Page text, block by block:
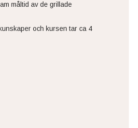
måltid av de grillade
och kursen tar ca 4